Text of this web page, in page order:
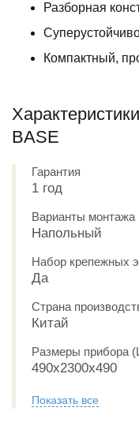
Разборная
Компактный,
BASE
Гарантия
1 год
Варианты монтажа
Напольный
Набор крепежных
Да
Страна
Китай
Размеры прибора
490х2300х490
Показать все